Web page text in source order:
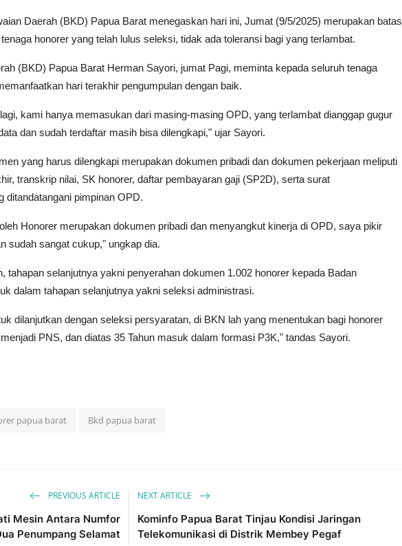
Daerah (BKD) Papua Barat menegaskan hari ini, Jumat (9/5/2025) merupakan batas
honorer yang telah lulus seleksi, tidak ada toleransi bagi yang terlambat.
(BKD) Papua Barat Herman Sayori, jumat Pagi, meminta kepada seluruh tenaga
hari terakhir pengumpulan dengan baik.
kami hanya memasukan dari masing-masing OPD, yang terlambat dianggap gugur
dan sudah terdaftar masih bisa dilengkapi," ujar Sayori.
yang harus dilengkapi merupakan dokumen pribadi dan dokumen pekerjaan meliputi
transkrip nilai, SK honorer, daftar pembayaran gaji (SP2D), serta surat
ditandatangani pimpinan OPD.
Honorer merupakan dokumen pribadi dan menyangkut kinerja di OPD, saya pikir
sudah sangat cukup," ungkap dia.
tahapan selanjutnya yakni penyerahan dokumen 1.002 honorer kepada Badan
dalam tahapan selanjutnya yakni seleksi administrasi.
dilanjutkan dengan seleksi persyaratan, di BKN lah yang menentukan bagi honorer
PNS, dan diatas 35 Tahun masuk dalam formasi P3K," tandas Sayori.
papua barat Bkd papua barat
PREVIOUS ARTICLE
Mesin Antara Numfor
Penumpang Selamat
NEXT ARTICLE
Kominfo Papua Barat Tinjau Kondisi Jaringan
Telekomunikasi di Distrik Membey Pegaf